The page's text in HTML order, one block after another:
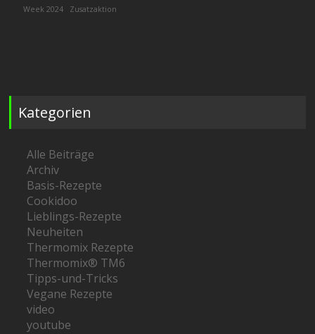
Week 2024
Zusatzaktion
Kategorien
Alle Beiträge
Archiv
Basis-Rezepte
Cookidoo
Lieblings-Rezepte
Neuheiten
Thermomix Rezepte
Thermomix® TM6
Tipps-und-Tricks
Vegane Rezepte
video
youtube